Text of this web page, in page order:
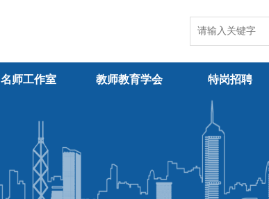
名师工作室 教师教育学会 特岗招聘